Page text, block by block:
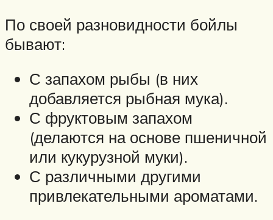
По своей разновидности бойлы
бывают:
С запахом рыбы (в них
добавляется рыбная мука).
С фруктовым запахом
(делаются на основе пшеничной
или кукурузной муки).
С различными другими
привлекательными ароматами.